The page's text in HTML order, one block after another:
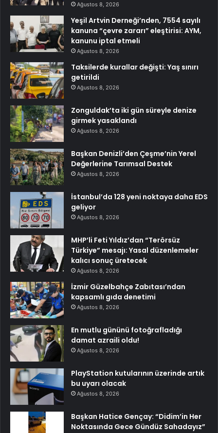
Ağustos 8, 2026
Yeşil Artvin Derneği’nden, 7554 sayılı
kanuna “çevre zararı” eleştirisi: AYM,
kanunu iptal etmeli
Ağustos 8, 2026
Taksilerde kurallar değişti: Yaş sınırı
getirildi
Ağustos 8, 2026
Zonguldak’ta iki gün süreyle denize
girmek yasaklandı
Ağustos 8, 2026
Başkan Denizli’den Çeşme’nin Yerel
Değerlerine Tarımsal Destek
Ağustos 8, 2026
İstanbul’da 128 yeni noktaya daha EDS
geliyor
Ağustos 8, 2026
MHP’li Feti Yıldız’dan “Terörsüz
Türkiye” mesajı: Yasal düzenlemeler
kalıcı sonuç üretecek
Ağustos 8, 2026
İzmir Güzelbahçe Zabıtası’ndan
kapsamlı gıda denetimi
Ağustos 8, 2026
En mutlu gününü fotoğrafladığı
damat azraili oldu!
Ağustos 8, 2026
PlayStation kutularının üzerinde artık
bu uyarı olacak
Ağustos 8, 2026
Başkan Hatice Gençay: “Didim’in Her
Noktasında Gece Gündüz Sahadayız”